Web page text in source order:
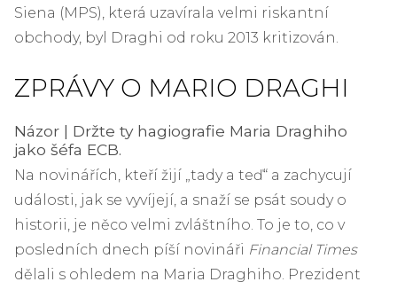
Siena (MPS), která uzavírala velmi riskantní
obchody, byl Draghi od roku 2013 kritizován.
ZPRÁVY O MARIO DRAGHI
Názor | Držte ty hagiografie Maria Draghiho
jako šéfa ECB.
Na novinářích, kteří žijí „tady a teď“ a zachycují
události, jak se vyvíjejí, a snaží se psát soudy o
historii, je něco velmi zvláštního. To je to, co v
posledních dnech píší novináři Financial Times
dělali s ohledem na Maria Draghiho. Prezident